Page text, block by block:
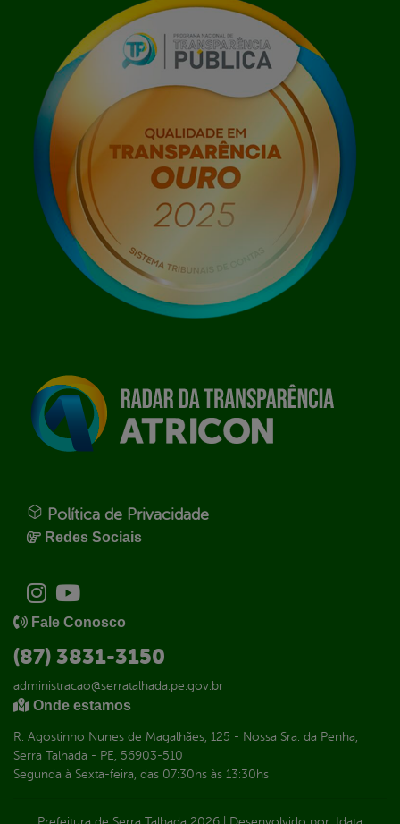
Política de Privacidade
Redes Sociais
Fale Conosco
(87) 3831-3150
administracao@serratalhada.pe.gov.br
Onde estamos
R. Agostinho Nunes de Magalhães, 125 - Nossa Sra. da Penha,
Serra Talhada - PE, 56903-510
Segunda à Sexta-feira, das 07:30hs às 13:30hs